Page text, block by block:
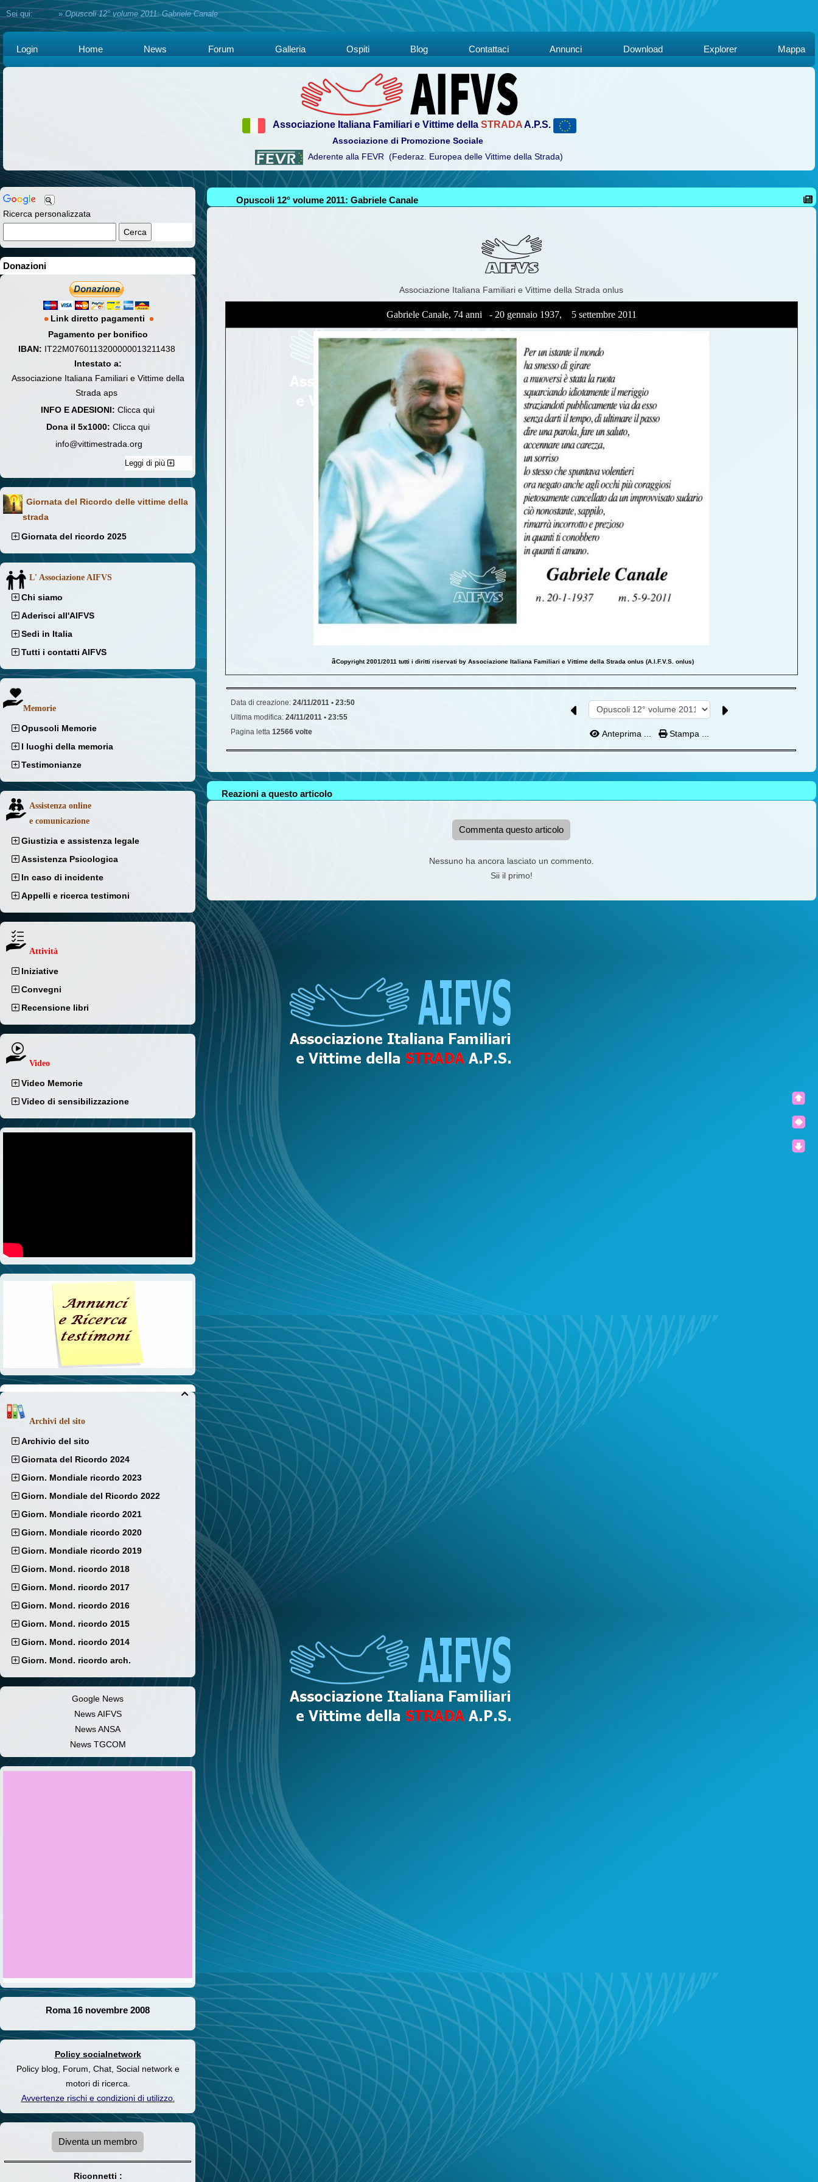
Sei qui:Home »Opuscoli 12° volume 2011: Gabriele Canale
Login Home News Forum Galleria Ospiti Blog Contattaci Annunci Download Explorer Mappa
Associazione Italiana Familiari e Vittime della STRADAA.P.S.
Associazione di Promozione Sociale
Aderente alla FEVR (Federaz. Europea delle Vittime della Strada)
Ricerca personalizzata
Donazioni
Link diretto pagamenti
Pagamento per bonifico
IBAN: IT22M0760113200000013211438
Intestato a:
Associazione Italiana Familiari e Vittime della
Strada aps
INFO E ADESIONI: Clicca qui
Dona il 5x1000: Clicca qui
info@vittimestrada.org
Leggi di più
Giornata del Ricordo delle vittime della
strada
Giornata del ricordo 2025
L' Associazione AIFVS
Chi siamo
Aderisci all'AIFVS
Sedi in Italia
Tutti i contatti AIFVS
Memorie
Opuscoli Memorie
I luoghi della memoria
Testimonianze
Assistenza online
e comunicazione
Giustizia e assistenza legale
Assistenza Psicologica
In caso di incidente
Appelli e ricerca testimoni
Attività
Iniziative
Convegni
Recensione libri
Video
Video Memorie
Video di sensibilizzazione

Archivi del sito
Archivio del sito
Giornata del Ricordo 2024
Giorn. Mondiale ricordo 2023
Giorn. Mondiale del Ricordo 2022
Giorn. Mondiale ricordo 2021
Giorn. Mondiale ricordo 2020
Giorn. Mondiale ricordo 2019
Giorn. Mond. ricordo 2018
Giorn. Mond. ricordo 2017
Giorn. Mond. ricordo 2016
Giorn. Mond. ricordo 2015
Giorn. Mond. ricordo 2014
Giorn. Mond. ricordo arch.
Google News
News AIFVS
News ANSA
News TGCOM
Roma 16 novembre 2008
Policy socialnetwork
Policy blog, Forum, Chat, Social network e
motori di ricerca.
Avvertenze rischi e condizioni di utilizzo.
Diventa un membro
Riconnetti :
Opuscoli 12° volume 2011: Gabriele Canale
Associazione Italiana Familiari e Vittime della Strada onlus
Gabriele Canale, 74 anni - 20 gennaio 1937, 5 settembre 2011
ãCopyright 2001/2011 tutti i diritti riservati by Associazione Italiana Familiari e Vittime della Strada onlus (A.I.F.V.S. onlus)
Data di creazione: 24/11/2011 • 23:50
Ultima modifica: 24/11/2011 • 23:55
Pagina letta 12566 volte Anteprima ... Stampa ...
Reazioni a questo articolo
Commenta questo articolo
Nessuno ha ancora lasciato un commento.
Sii il primo!